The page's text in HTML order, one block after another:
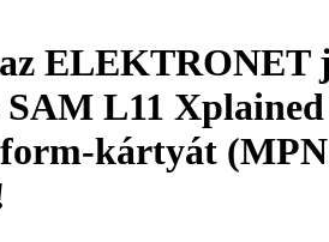
ELEKTRONET
L11
kártyát